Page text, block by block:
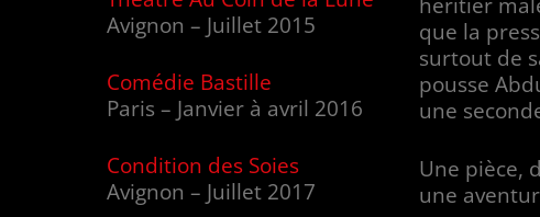
Avignon – Juillet 2015
Comédie Bastille
Paris – Janvier à avril 2016
Condition des Soies
Avignon – Juillet 2017
que la
surtout de
pousse
une
Une pièce,
une